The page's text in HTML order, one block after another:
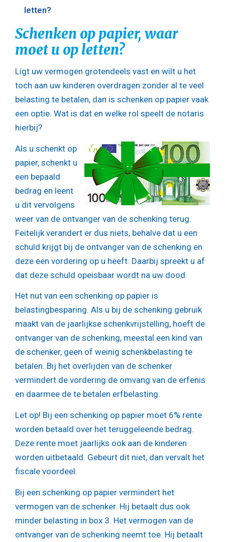
letten?
Schenken op papier, waar
moet u op letten?
Ligt uw vermogen grotendeels vast en wilt u het
toch aan uw kinderen overdragen zonder al te veel
belasting te betalen, dan is schenken op papier vaak
een optie. Wat is dat en welke rol speelt de notaris
hierbij?
Als u schenkt op
papier, schenkt u
een bepaald
bedrag en leent
u dit vervolgens
weer van de ontvanger van de schenking terug.
Feitelijk verandert er dus niets, behalve dat u een
schuld krijgt bij de ontvanger van de schenking en
deze een vordering op u heeft. Daarbij spreekt u af
dat deze schuld opeisbaar wordt na uw dood.
Het nut van een schenking op papier is
belastingbesparing. Als u bij de schenking gebruik
maakt van de jaarlijkse schenkvrijstelling, hoeft de
ontvanger van de schenking, meestal een kind van
de schenker, geen of weinig schenkbelasting te
betalen. Bij het overlijden van de schenker
vermindert de vordering de omvang van de erfenis
en daarmee de te betalen erfbelasting.
Let op! Bij een schenking op papier moet 6% rente
worden betaald over het teruggeleende bedrag.
Deze rente moet jaarlijks ook aan de kinderen
worden uitbetaald. Gebeurt dit niet, dan vervalt het
fiscale voordeel.
Bij een schenking op papier vermindert het
vermogen van de schenker. Hij betaalt dus ook
minder belasting in box 3. Het vermogen van de
ontvanger van de schenking neemt toe. Hij betaalt